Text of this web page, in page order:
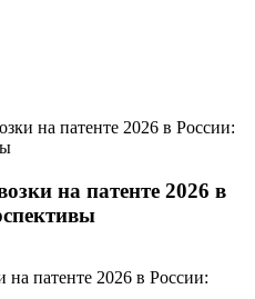
на патенте 2026 в России:
на патенте 2026 в